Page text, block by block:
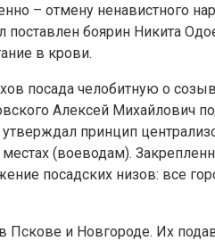
– отмену ненавистного
боярин Никита
в крови.
посада челобитную о
Алексей Михайлович
принцип
(воеводам).
посадских низов: все
и Новгороде. Их